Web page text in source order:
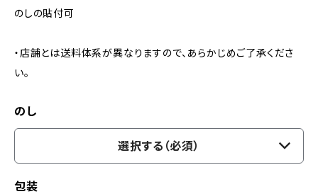
のしの貼付可
・店舗とは送料体系が異なりますので、あらかじめご了承くださ
い。
のし
選択する（必須）
包装